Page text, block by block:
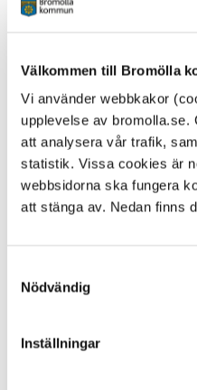
Välkommen till Bromölla
Vi använder webbkakor
upplevelse av
att analysera vår trafik,
statistik. Vissa cookies är
webbsidorna ska fungera
att stänga av. Nedan finns
Nödvändig
Inställningar
Kontakt
Turist-, kultur- och